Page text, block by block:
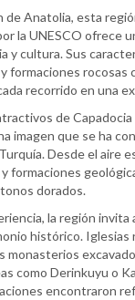
de Anatolia, esta
la UNESCO ofrece
y cultura. Sus
formaciones rocosas
recorrido en una
de
imagen que se ha
Desde el aire
formaciones
dorados.
la región invita
histórico. Iglesias
monasterios
como Derinkuyu o
encontraron